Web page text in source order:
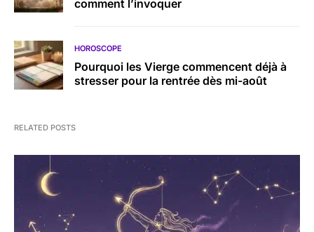
comment l’invoquer
HOROSCOPE
Pourquoi les Vierge commencent déjà à
stresser pour la rentrée dès mi-août
RELATED POSTS